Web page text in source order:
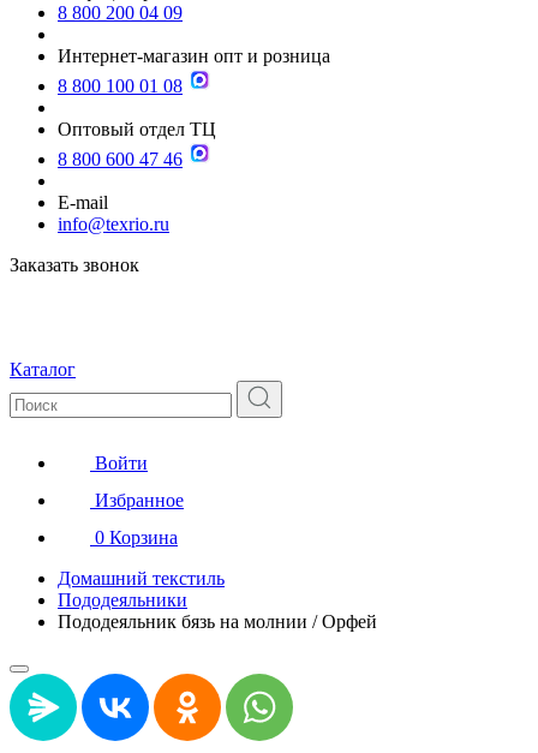
8 800 200 04 09
Интернет-магазин опт и розница
8 800 100 01 08
Оптовый отдел ТЦ
8 800 600 47 46
E-mail
info@texrio.ru
Заказать звонок
Каталог
Войти
Избранное
0 Корзина
Домашний текстиль
Пододеяльники
Пододеяльник бязь на молнии / Орфей